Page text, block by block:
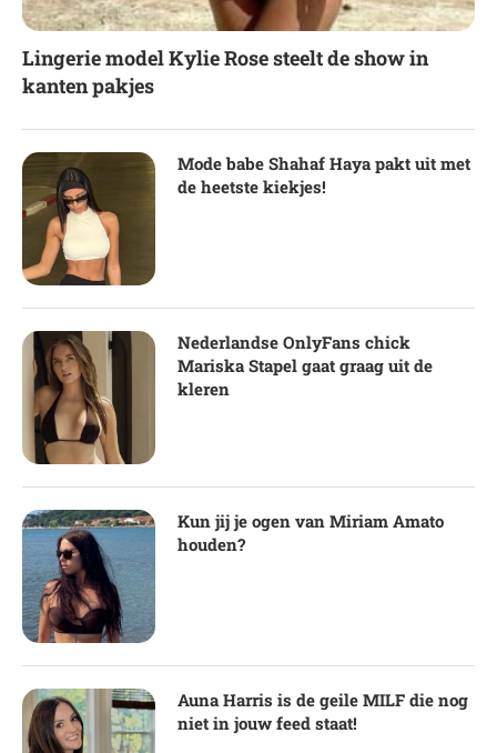
Lingerie model Kylie Rose steelt de show in
kanten pakjes
Mode babe Shahaf Haya pakt uit met
de heetste kiekjes!
Nederlandse OnlyFans chick
Mariska Stapel gaat graag uit de
kleren
Kun jij je ogen van Miriam Amato
houden?
Auna Harris is de geile MILF die nog
niet in jouw feed staat!